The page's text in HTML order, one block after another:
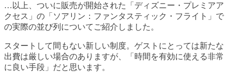
…以上、ついに販売が開始された「ディズニー・プレミアア
クセス」の「ソアリン：ファンタスティック・フライト」で
の実際の並び列についてご紹介しました。
スタートして間もない新しい制度。ゲストにとっては新たな
出費は厳しい場合のありますが、「時間を有効に使える非常
に良い手段」だと思います。